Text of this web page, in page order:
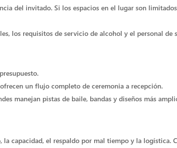
del invitado. Si los espacios en el lugar son
los requisitos de servicio de alcohol y el personal
un flujo completo de ceremonia a recepción.
manejan pistas de baile, bandas y diseños más
capacidad, el respaldo por mal tiempo y la